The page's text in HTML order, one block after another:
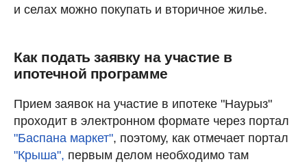
и селах можно покупать и вторичное жилье.
Как подать заявку на участие в
ипотечной программе
Прием заявок на участие в ипотеке "Наурыз"
проходит в электронном формате через портал
"Баспана маркет", поэтому, как отмечает портал
"Крыша", первым делом необходимо там